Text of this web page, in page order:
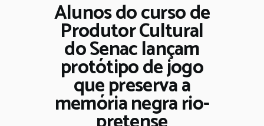
Alunos do curso de
Produtor Cultural
do Senac lançam
protótipo de jogo
que preserva a
memória negra rio-